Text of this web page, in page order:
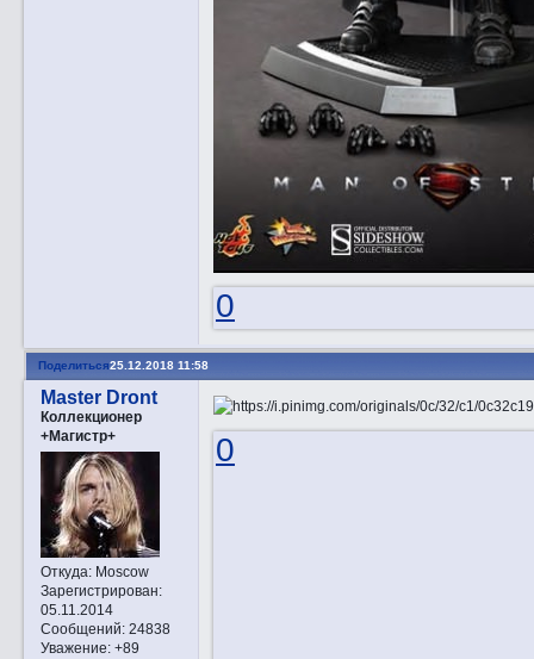
0
Поделиться25.12.2018 11:58
Master Dront
Коллекционер
+Магистр+
Откуда:Moscow
Зарегистрирован:
05.11.2014
Сообщений:24838
Уважение: +89
0